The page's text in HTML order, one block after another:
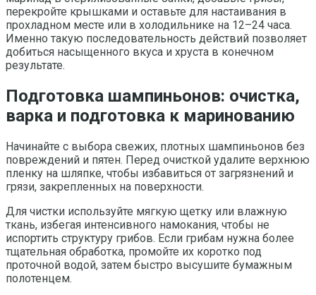
перекройте крышками и оставьте для настаивания в
прохладном месте или в холодильнике на 12–24 часа.
Именно такую последовательность действий позволяет
добиться насыщенного вкуса и хруста в конечном
результате.
Подготовка шампиньонов: очистка,
варка и подготовка к маринованию
Начинайте с выбора свежих, плотных шампиньонов без
повреждений и пятен. Перед очисткой удалите верхнюю
пленку на шляпке, чтобы избавиться от загрязнений и
грязи, закрепленных на поверхности.
Для чистки используйте мягкую щетку или влажную
ткань, избегая интенсивного намокания, чтобы не
испортить структуру грибов. Если грибам нужна более
тщательная обработка, промойте их коротко под
проточной водой, затем быстро высушите бумажным
полотенцем.